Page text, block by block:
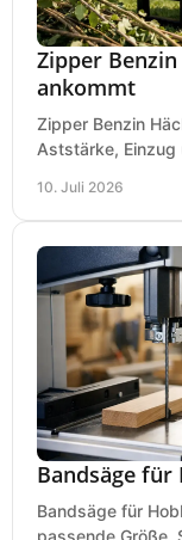
Zipper
ankommt
Zipper Benzin
Aststärke, Einzug
10. Juli 2026
Bandsäge
Bandsäge für
passende Größe,